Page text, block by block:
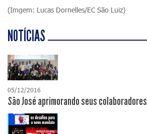
(Imgem: Lucas Dornelles/EC São Luiz)
NOTÍCIAS
05/12/2016
São José aprimorando seus colaboradores